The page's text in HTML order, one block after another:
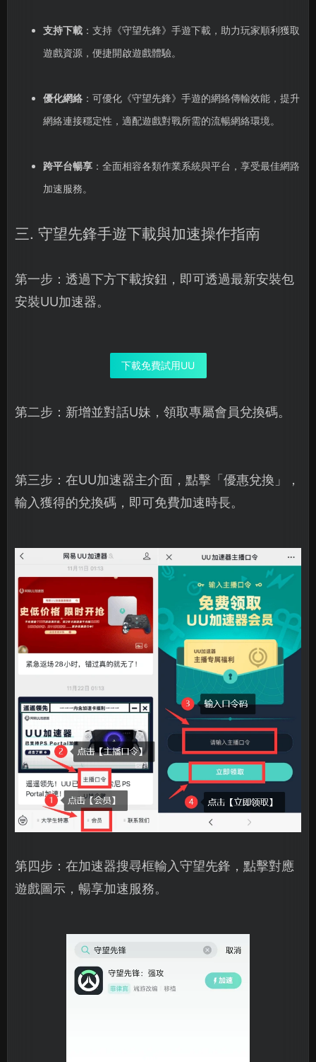
支持下載：支持《守望先鋒》手遊下載，助力玩家順利獲取
遊戲資源，便捷開啟遊戲體驗。
優化網絡：可優化《守望先鋒》手遊的網絡傳輸效能，提升
網絡連接穩定性，適配遊戲對戰所需的流暢網絡環境。
跨平台暢享：全面相容各類作業系統與平台，享受最佳網路
加速服務。
三. 守望先鋒手遊下載與加速操作指南
第一步：透過下方下載按鈕，即可透過最新安裝包
安裝UU加速器。
下載免費試用UU
第二步：新增並對話U妹，領取專屬會員兌換碼。
第三步：在UU加速器主介面，點擊「優惠兌換」，
輸入獲得的兌換碼，即可免費加速時長。
第四步：在加速器搜尋框輸入守望先鋒，點擊對應
遊戲圖示，暢享加速服務。